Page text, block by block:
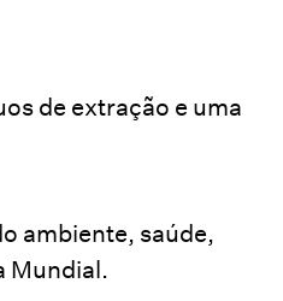
de extração e uma
ambiente, saúde,
Mundial.